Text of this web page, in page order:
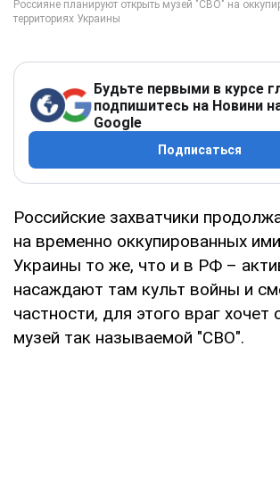
Будьте первыми в курсе
подпишитесь на Новини
Google
Подписаться
Российские захватчики
на временно оккупированных
Украины то же, что и в РФ –
насаждают там культ войны и
частности, для этого враг хочет
музей так называемой "СВО".